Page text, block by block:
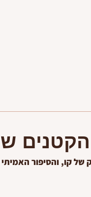
של קו, והסיפור